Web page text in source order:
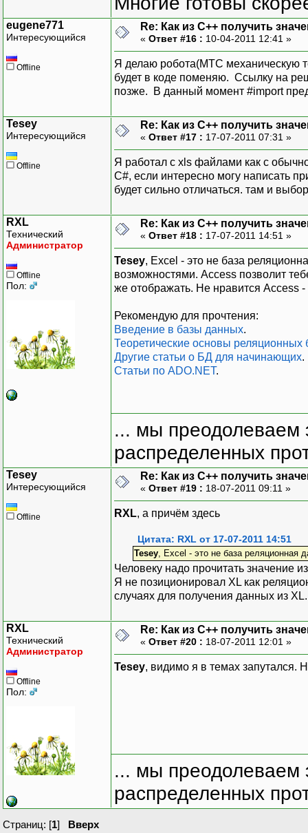
//using a single for
for(unsigned
{
//Calculate the value of
double x = x_low + i*h;
//The first column is our
pRange->Item[i+2][1] =
pRange->Item[i+2][2] =
}
//The sheet "Chart
//required to generate
//In order to use the
//we must convert the
//Set a pointer to the
Excel::RangePtr
//Set a pointer to the
Excel::RangePtr
//Make a "composite"
//and end of our data
//Note the casts to
Excel::RangePtr
// Create the chart as a
Excel::_ChartPtr
//Use the ChartWizard
//The arguments to the
//Source: the data
//CategoryLabels: an
// containing category
// (because our first
// the x values, we
//SeriesLabels: an
// series (y) labels
// (our first row
//HasLegend: boolean
//Title: the title of the
//CategoryTitle: the x-
//ValueTitle: the y-
pChart-
"My Graph", "x",
//Give the chart sheet a
pChart->Name = "My
//Finally Uninitialise
CoUninitialize();
//Finish the C++ program
return 0;
eugene771
Интересующийся
Offline
Re: Как из С++ получить
« Ответ #16 : 10-04-2011 12:41 »
Я делаю робота(МТС механическую
будет в коде поменяю. Cсылку на
позже. В данный момент #import
Tesey
Интересующийся
Offline
Re: Как из С++ получить
« Ответ #17 : 17-07-2011 07:31 »
Я работал с xls файлами как с
С#, если интересно могу написать
будет сильно отличаться. там и
RXL
Технический
Администратор
Offline
Пол:
Re: Как из С++ получить
« Ответ #18 : 17-07-2011 14:51 »
Tesey, Excel - это не база
возможностями. Access позволит
же отображать. Не нравится Access
Рекомендую для прочтения:
Введение в базы данных.
Теоретические основы реляционных
Другие статьи о БД для начинающих.
Статьи по ADO.NET.
... мы преодолеваем
распределенных
Tesey
Интересующийся
Offline
Re: Как из С++ получить
« Ответ #19 : 18-07-2011 09:11 »
RXL, а причём здесь
Цитата: RXL от 17-07-2011 14:51
Tesey, Excel - это не база реляционная
Человеку надо прочитать значение
Я не позиционировал ХL как
случаях для получения данных из
RXL
Технический
Администратор
Offline
Пол:
Re: Как из С++ получить
« Ответ #20 : 18-07-2011 12:01 »
Tesey, видимо я в темах запутался.
... мы преодолеваем
распределенных
Страниц: [1] Вверх